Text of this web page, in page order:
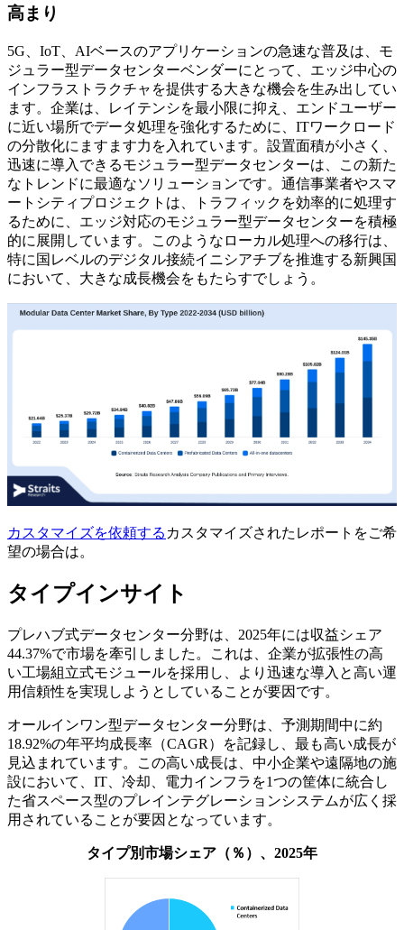
高まり
5G、IoT、AIベースのアプリケーションの急速な普及は、モ
ジュラー型データセンターベンダーにとって、エッジ中心の
インフラストラクチャを提供する大きな機会を生み出してい
ます。企業は、レイテンシを最小限に抑え、エンドユーザー
に近い場所でデータ処理を強化するために、ITワークロード
の分散化にますます力を入れています。設置面積が小さく、
迅速に導入できるモジュラー型データセンターは、この新た
なトレンドに最適なソリューションです。通信事業者やスマ
ートシティプロジェクトは、トラフィックを効率的に処理す
るために、エッジ対応のモジュラー型データセンターを積極
的に展開しています。このようなローカル処理への移行は、
特に国レベルのデジタル接続イニシアチブを推進する新興国
において、大きな成長機会をもたらすでしょう。
カスタマイズを依頼する カスタマイズされたレポートをご希
望の場合は。
タイプインサイト
プレハブ式データセンター分野は、2025年には収益シェア
44.37%で市場を牽引しました。これは、企業が拡張性の高
い工場組立式モジュールを採用し、より迅速な導入と高い運
用信頼性を実現しようとしていることが要因です。
オールインワン型データセンター分野は、予測期間中に約
18.92%の年平均成長率（CAGR）を記録し、最も高い成長が
見込まれています。この高い成長は、中小企業や遠隔地の施
設において、IT、冷却、電力インフラを1つの筐体に統合し
た省スペース型のプレインテグレーションシステムが広く採
用されていることが要因となっています。
タイプ別市場シェア（％）、2025年